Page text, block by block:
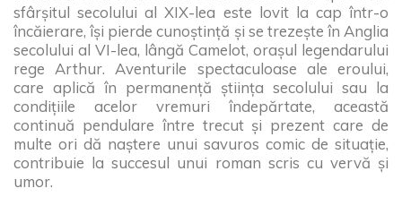
sfârșitul secolului al XIX-lea este lovit la cap într-o
încăierare, își pierde cunoștință și se trezește în Anglia
secolului al VI-lea, lângă Camelot, orașul legendarului
rege Arthur. Aventurile spectaculoase ale eroului,
care aplică în permanență știința secolului sau la
condițiile acelor vremuri îndepărtate, această
continuă pendulare între trecut și prezent care de
multe ori dă naștere unui savuros comic de situație,
contribuie la succesul unui roman scris cu vervă și
umor.